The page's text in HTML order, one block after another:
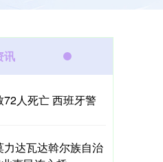
讯
人死亡 西班牙警
达瓦达斡尔族自治